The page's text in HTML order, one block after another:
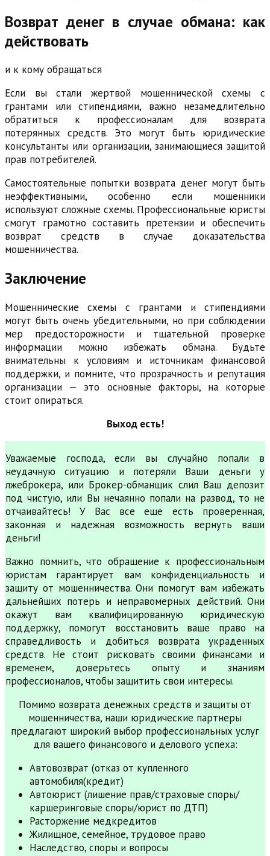
Возврат денег в случае обмана: как
действовать
и к кому обращаться
Если вы стали жертвой мошеннической схемы с
грантами или стипендиями, важно незамедлительно
обратиться к профессионалам для возврата
потерянных средств. Это могут быть юридические
консультанты или организации, занимающиеся защитой
прав потребителей.
Самостоятельные попытки возврата денег могут быть
неэффективными, особенно если мошенники
используют сложные схемы. Профессиональные юристы
смогут грамотно составить претензии и обеспечить
возврат средств в случае доказательства
мошенничества.
Заключение
Мошеннические схемы с грантами и стипендиями
могут быть очень убедительными, но при соблюдении
мер предосторожности и тщательной проверке
информации можно избежать обмана. Будьте
внимательны к условиям и источникам финансовой
поддержки, и помните, что прозрачность и репутация
организации — это основные факторы, на которые
стоит опираться.
Выход есть!
Уважаемые господа, если вы случайно попали в
неудачную ситуацию и потеряли Ваши деньги у
лжеброкера, или Брокер-обманщик слил Ваш депозит
под чистую, или Вы нечаянно попали на развод, то не
отчаивайтесь! У Вас все еще есть проверенная,
законная и надежная возможность вернуть ваши
деньги!
Важно помнить, что обращение к профессиональным
юристам гарантирует вам конфиденциальность и
защиту от мошенничества. Они помогут вам избежать
дальнейших потерь и неправомерных действий. Они
окажут вам квалифицированную юридическую
поддержку, помогут восстановить ваше право на
справедливость и добиться возврата украденных
средств. Не стоит рисковать своими финансами и
временем, доверьтесь опыту и знаниям
профессионалов, чтобы защитить свои интересы.
Помимо возврата денежных средств и защиты от
мошенничества, наши юридические партнеры
предлагают широкий выбор профессиональных услуг
для вашего финансового и делового успеха:
Автовозврат (отказ от купленного
автомобиля(кредит)
Автоюрист (лишение прав/страховые споры/
каршеринговые споры/юрист по ДТП)
Расторжение медкредитов
Жилищное, семейное, трудовое право
Наследство, споры и вопросы